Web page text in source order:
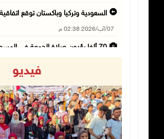
السعودية وتركيا وباكستان توقع
07/آب/2026 02:38 م
70 ألفا يؤدون صلاة الجمعة في المسجد الأقصى
07/آب/2026 02:19 م
مستعمرون ينفذون جولات
07/آب/2026 02:08 م
فيديو
Next